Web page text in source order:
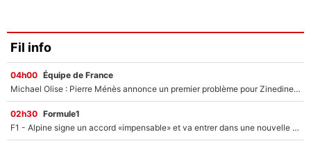
Fil info
04h00 Équipe de France
Michael Olise : Pierre Ménès annonce un premier problème pour Zinedine Zidane en équipe de France
02h30 Formule1
F1 - Alpine signe un accord «impensable» et va entrer dans une nouvelle dimension : Grande nouvelle pour Pierre Gasly !